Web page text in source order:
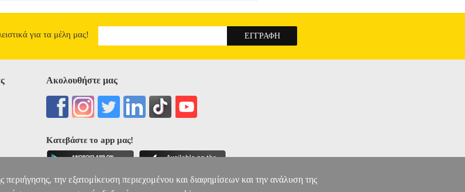
για τα μέλη μας!
Ακολουθήστε μας
Κατεβάστε το app μας!
περιήγησης, την εξατομίκευση περιεχομένου και διαφημίσεων και την ανάλυση της